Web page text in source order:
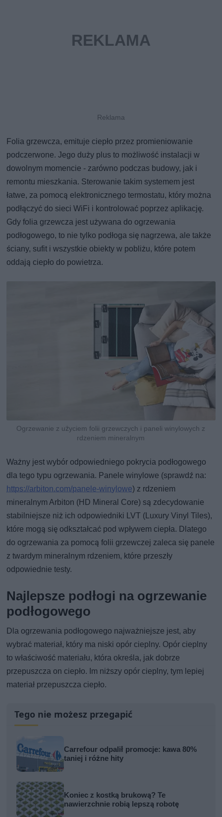
Folia grzewcza, emituje ciepło przez promieniowanie
podczerwone. Jego duży plus to możliwość instalacji w
dowolnym momencie - zarówno podczas budowy, jak i
remontu mieszkania. Sterowanie takim systemem jest
łatwe, za pomocą elektronicznego termostatu, który można
podłączyć do sieci WiFi i kontrolować poprzez aplikację.
Gdy folia grzewcza jest używana do ogrzewania
podłogowego, to nie tylko podłoga się nagrzewa, ale także
ściany, sufit i wszystkie obiekty w pobliżu, które potem
oddają ciepło do powietrza.
Ogrzewanie z użyciem folii grzewczych i paneli winylowych z
rdzeniem mineralnym
Ważny jest wybór odpowiedniego pokrycia podłogowego
dla tego typu ogrzewania. Panele winylowe (sprawdź na:
https://arbiton.com/panele-winylowe) z rdzeniem
mineralnym Arbiton (HD Mineral Core) są zdecydowanie
stabilniejsze niż ich odpowiedniki LVT (Luxury Vinyl Tiles),
które mogą się odkształcać pod wpływem ciepła. Dlatego
do ogrzewania za pomocą folii grzewczej zaleca się panele
z twardym mineralnym rdzeniem, które przeszły
odpowiednie testy.
Najlepsze podłogi na ogrzewanie
podłogowego
Dla ogrzewania podłogowego najważniejsze jest, aby
wybrać materiał, który ma niski opór cieplny. Opór cieplny
to właściwość materiału, która określa, jak dobrze
przepuszcza on ciepło. Im niższy opór cieplny, tym lepiej
materiał przepuszcza ciepło.
Tego nie możesz przegapić
Carrefour odpalił promocje: kawa 80%
taniej i różne hity
Koniec z kostką brukową? Te
nawierzchnie robią lepszą robotę